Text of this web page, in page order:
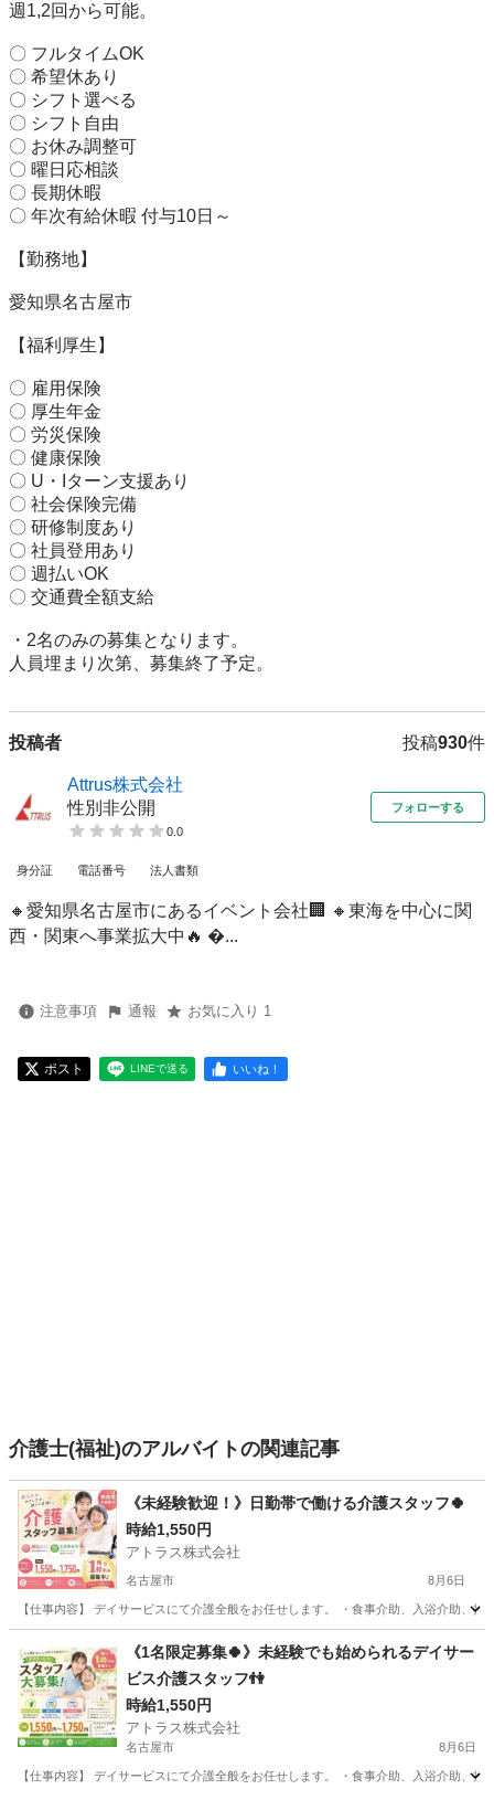
週1,2回から可能。
〇 フルタイムOK
〇 希望休あり
〇 シフト選べる
〇 シフト自由
〇 お休み調整可
〇 曜日応相談
〇 長期休暇
〇 年次有給休暇 付与10日～
【勤務地】
愛知県名古屋市
【福利厚生】
〇 雇用保険
〇 厚生年金
〇 労災保険
〇 健康保険
〇 U・Iターン支援あり
〇 社会保険完備
〇 研修制度あり
〇 社員登用あり
〇 週払いOK
〇 交通費全額支給
・2名のみの募集となります。
投稿者 投稿930件
Attrus株式会社
性別非公開
0.0
フォローする
身分証 電話番号 法人書類
🔸愛知県名古屋市にあるイベント会社🏢 🔸東海を中心に関
西・関東へ事業拡大中🔥 ...
注意事項 通報 お気に入り 1
ポスト LINEで送る いいね！
介護士(福祉)のアルバイトの関連記事
《未経験歓迎！》日勤帯で働ける介護スタッフ🍀
時給1,550円
アトラス株式会社
名古屋市 8月6日
【仕事内容】 デイサービスにて介護全般をお任せします。 ・食事介助、入浴介助、
介護 スタッフ
《1名限定募集🍀》未経験でも始められるデイサー
ビス介護スタッフ👫
時給1,550円
アトラス株式会社
名古屋市 8月6日
【仕事内容】 デイサービスにて介護全般をお任せします。 ・食事介助、入浴介助、